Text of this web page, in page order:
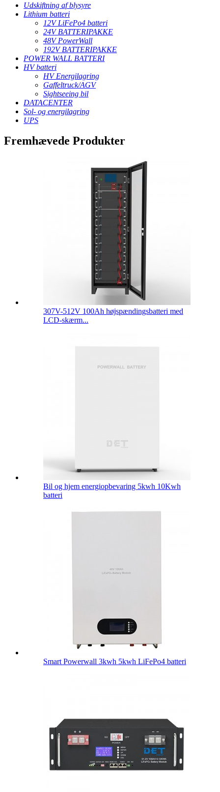
Udskiftning af blysyre
Lithium batteri
12V LiFePo4 batteri
24V BATTERIPAKKE
48V PowerWall
192V BATTERIPAKKE
POWER WALL BATTERI
HV batteri
HV Energilagring
Gaffeltruck/AGV
Sightseeing bil
DATACENTER
Sol- og energilagring
UPS
Fremhævede Produkter
307V-512V 100Ah højspændingsbatteri med
LCD-skærm...
Bil og hjem energiopbevaring 5kwh 10Kwh
batteri
Smart Powerwall 3kwh 5kwh LiFePo4 batteri